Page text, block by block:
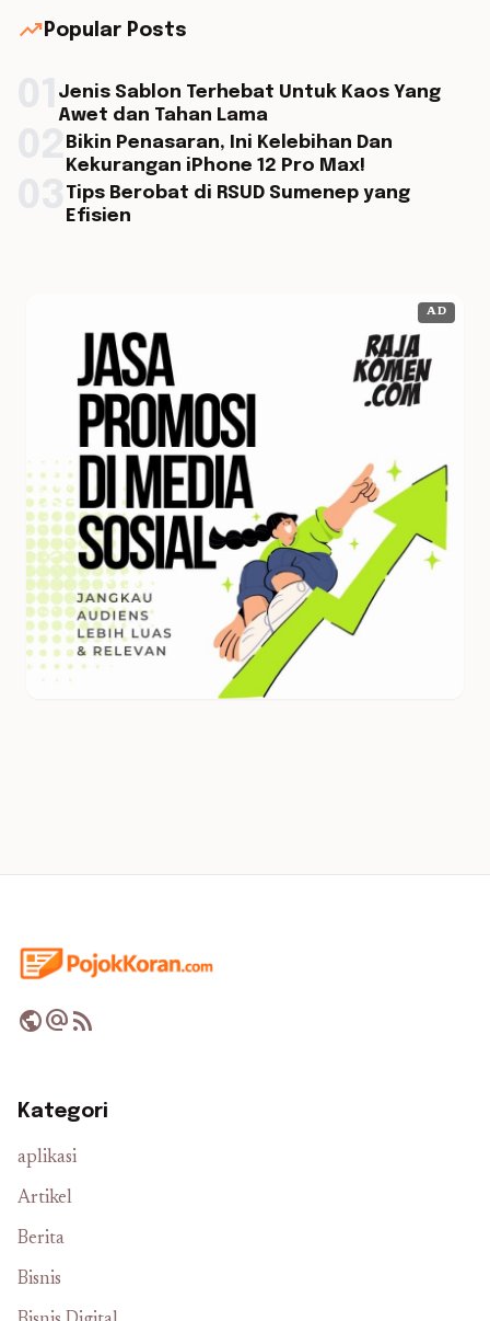
trending_up Popular Posts
Jenis Sablon Terhebat Untuk Kaos Yang
Awet dan Tahan Lama
Bikin Penasaran, Ini Kelebihan Dan
Kekurangan iPhone 12 Pro Max!
Tips Berobat di RSUD Sumenep yang
Efisien
AD
publicalternate_emailrss_feed
Kategori
aplikasi
Artikel
Berita
Bisnis